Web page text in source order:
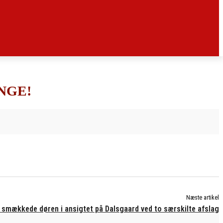
Næste artikel
smækkede døren i ansigtet på Dalsgaard ved to særskilte afslag